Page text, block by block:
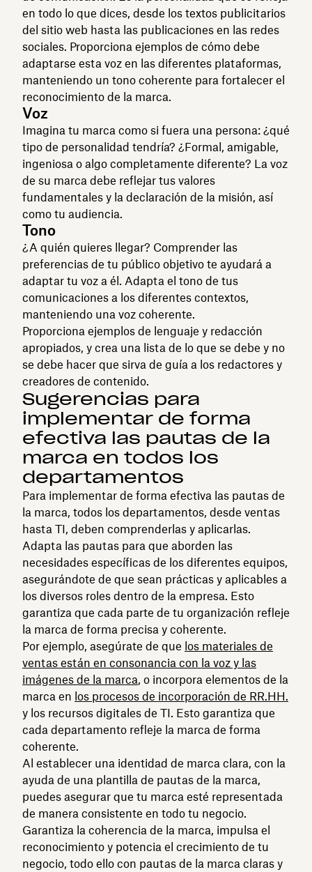
en todo lo que dices, desde los textos publicitarios
del sitio web hasta las publicaciones en las redes
sociales. Proporciona ejemplos de cómo debe
adaptarse esta voz en las diferentes plataformas,
manteniendo un tono coherente para fortalecer el
reconocimiento de la marca.
Voz
Imagina tu marca como si fuera una persona: ¿qué
tipo de personalidad tendría? ¿Formal, amigable,
ingeniosa o algo completamente diferente? La voz
de su marca debe reflejar tus valores
fundamentales y la declaración de la misión, así
como tu audiencia.
Tono
¿A quién quieres llegar? Comprender las
preferencias de tu público objetivo te ayudará a
adaptar tu voz a él. Adapta el tono de tus
comunicaciones a los diferentes contextos,
manteniendo una voz coherente.
Proporciona ejemplos de lenguaje y redacción
apropiados, y crea una lista de lo que se debe y no
se debe hacer que sirva de guía a los redactores y
creadores de contenido.
Sugerencias para
implementar de forma
efectiva las pautas de la
marca en todos los
departamentos
Para implementar de forma efectiva las pautas de
la marca, todos los departamentos, desde ventas
hasta TI, deben comprenderlas y aplicarlas.
Adapta las pautas para que aborden las
necesidades específicas de los diferentes equipos,
asegurándote de que sean prácticas y aplicables a
los diversos roles dentro de la empresa. Esto
garantiza que cada parte de tu organización refleje
la marca de forma precisa y coherente.
Por ejemplo, asegúrate de que los materiales de
ventas están en consonancia con la voz y las
imágenes de la marca, o incorpora elementos de la
marca en los procesos de incorporación de RR.HH.
y los recursos digitales de TI. Esto garantiza que
cada departamento refleje la marca de forma
coherente.
Al establecer una identidad de marca clara, con la
ayuda de una plantilla de pautas de la marca,
puedes asegurar que tu marca esté representada
de manera consistente en todo tu negocio.
Garantiza la coherencia de la marca, impulsa el
reconocimiento y potencia el crecimiento de tu
negocio, todo ello con pautas de la marca claras y